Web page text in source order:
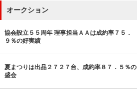
オークション
協会設立５５周年 理事担当ＡＡは成約率７５．
９％の好実績
夏まつりは出品２７２７台、成約率８７．５％の
盛会